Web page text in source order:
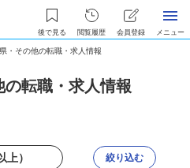
後で見る 閲覧履歴 会員登録 メニュー
・その他の転職・求人情報
転職・求人情報
絞り込む